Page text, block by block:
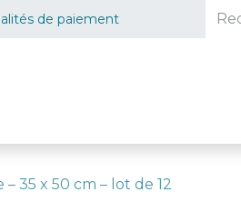
de paiement
35 x 50 cm – lot de 12